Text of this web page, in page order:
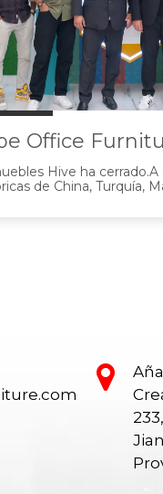
Hive ha
de China, Turquía,